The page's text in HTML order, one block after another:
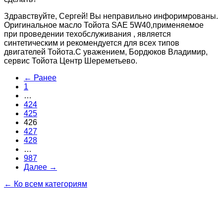
Здравствуйте, Сергей! Вы неправильно инфоримрованы.
Оригинальное масло Тойота SAE 5W40,применяемое
при проведении техобслуживания , является
синтетическим и рекомендуется для всех типов
двигателей Тойота.С уважением, Бордюков Владимир,
сервис Тойота Центр Шереметьево.
← Ранее
1
…
424
425
426
427
428
…
987
Далее →
← Ко всем категориям